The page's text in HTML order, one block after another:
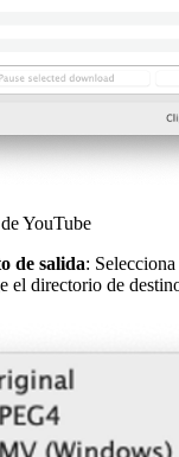
YouTube
de salida:
el directorio de